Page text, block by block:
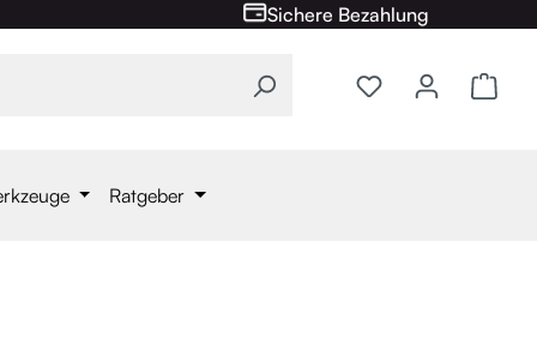
Sichere Bezahlung
Ratgeber